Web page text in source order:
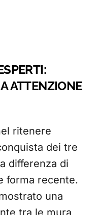
ATTENZIONE
ritenere
dei tre
differenza di
forma recente.
una
tra le mura